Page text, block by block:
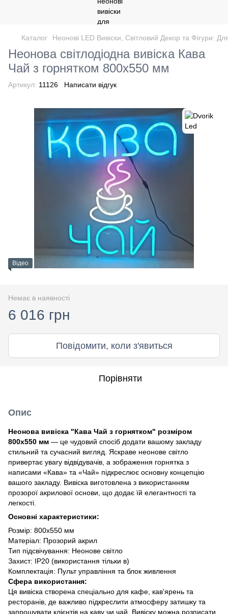
Каталог Неонові LED Вивіски, Світловий Декор та Фігури:
Неонова світлодіодна вивіска Кава
Чай з горнятком 800х550 мм
Артикул: 11126 Написати відгук
Відео
Немає в наявності
6 016 грн
Повідомити, коли з'явиться
Порівняти
Опис
Неонова вивіска "Кава Чай з горнятком" розміром
800х550 мм — це чудовий спосіб додати вашому закладу
стильний та сучасний вигляд. Яскраве неонове світло
привертає увагу відвідувачів, а зображення горнятка з
написами «Кава» та «Чай» підкреслює основну концепцію
вашого закладу. Вивіска виготовлена ​​з використанням
прозорої акрилової основи, що додає їй елегантності та
легкості.
Основні характеристики:
Розмір: 800х550 мм
Матеріал: Прозорий акрил
Тип підсвічування: Неонове світло
Захист: IP20 (використання тільки в)
Комплектація: Пульт управління та блок живлення
Сфера використання:
Ця вивіска створена спеціально для кафе, кав'ярень та
ресторанів, де важливо підкреслити атмосферу затишку та
запрошувати клієнтів на каву чи чай. Вивіску можна розписати